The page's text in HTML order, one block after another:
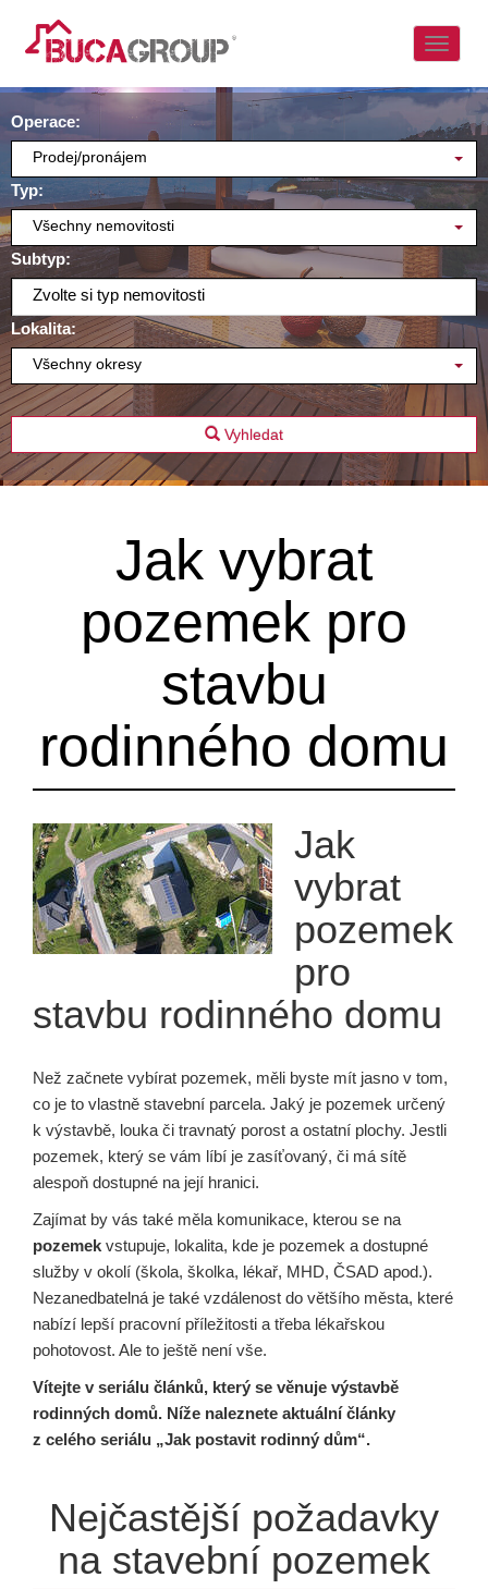
Operace:
Prodej/pronájem
Typ:
Všechny nemovitosti
Subtyp:
Zvolte si typ nemovitosti
Lokalita:
Všechny okresy
Vyhledat
Jak vybrat
pozemek pro
stavbu
rodinného domu
Jak
vybrat
pozemek
pro
stavbu rodinného domu
Než začnete vybírat pozemek, měli byste mít jasno v tom,
co je to vlastně stavební parcela. Jaký je pozemek určený
k výstavbě, louka či travnatý porost a ostatní plochy. Jestli
pozemek, který se vám líbí je zasíťovaný, či má sítě
alespoň dostupné na její hranici.
Zajímat by vás také měla komunikace, kterou se na
pozemek vstupuje, lokalita, kde je pozemek a dostupné
služby v okolí (škola, školka, lékař, MHD, ČSAD apod.).
Nezanedbatelná je také vzdálenost do většího města, které
nabízí lepší pracovní příležitosti a třeba lékařskou
pohotovost. Ale to ještě není vše.
Vítejte v seriálu článků, který se věnuje výstavbě
rodinných domů. Níže naleznete aktuální články
z celého seriálu „Jak postavit rodinný dům“.
Nejčastější požadavky
na stavební pozemek